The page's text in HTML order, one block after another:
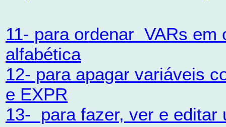
11- para ordenar VARs em
alfabética
12- para apagar variáveis
e EXPR
13- para fazer, ver e editar